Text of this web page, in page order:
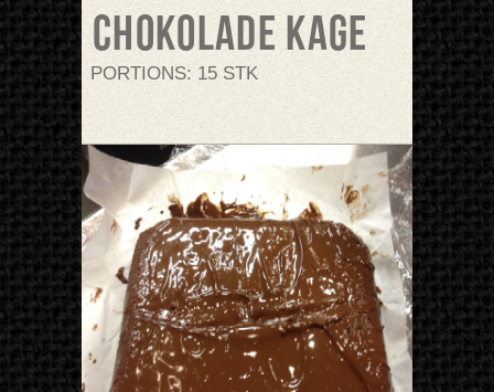
Chokolade kage
PORTIONS: 15 STK